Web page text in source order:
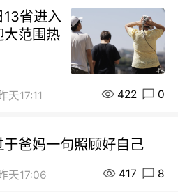
13省进入
大范围热
天17:11 422 0
爸妈一句照顾好自己
天17:06 417 8